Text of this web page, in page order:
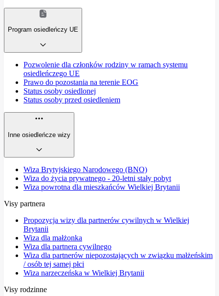
Program osiedleńczy UE
Pozwolenie dla członków rodziny w ramach systemu
osiedleńczego UE
Prawo do pozostania na terenie EOG
Status osoby osiedlonej
Status osoby przed osiedleniem
Inne osiedleńcze wizy
Wiza Brytyjskiego Narodowego (BNO)
Wiza do życia prywatnego - 20-letni stały pobyt
Wiza powrotna dla mieszkańców Wielkiej Brytanii
Visy partnera
Propozycja wizy dla partnerów cywilnych w Wielkiej
Brytanii
Wiza dla małżonka
Wiza dla partnera cywilnego
Wiza dla partnerów niepozostających w związku małżeńskim
/ osób tej samej płci
Wiza narzeczeńska w Wielkiej Brytanii
Visy rodzinne